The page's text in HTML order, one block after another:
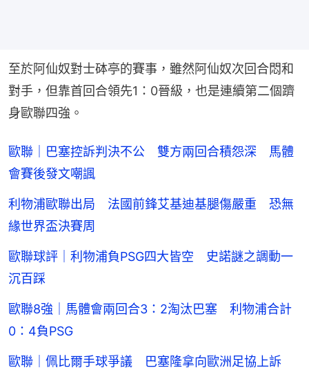
至於阿仙奴對士砵亭的賽事，雖然阿仙奴次回合悶和
對手，但靠首回合領先1：0晉級，也是連續第二個躋
身歐聯四強。
歐聯｜巴塞控訴判決不公 雙方兩回合積怨深 馬體
會賽後發文嘲諷
利物浦歐聯出局 法國前鋒艾基迪基腿傷嚴重 恐無
緣世界盃決賽周
歐聯球評｜利物浦負PSG四大皆空 史諾謎之調動一
沉百踩
歐聯8強｜馬體會兩回合3：2淘汰巴塞 利物浦合計
0：4負PSG
歐聯｜佩比爾手球爭議 巴塞隆拿向歐洲足協上訴